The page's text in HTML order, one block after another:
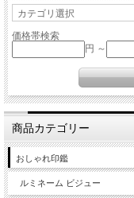
価格帯検索
円 ～
商品カテゴリー
おしゃれ印鑑
ルミネーム ビジュー